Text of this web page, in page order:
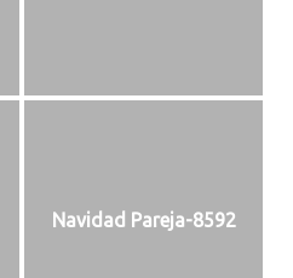
Navidad Pareja-8592